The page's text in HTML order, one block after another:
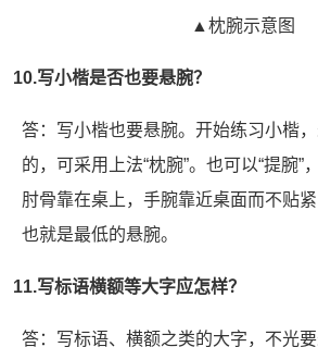
▲枕腕示意图
10.写小楷是否也要悬腕？
答：写小楷也要悬腕。开始练习小楷
的，可采用上法“枕腕”。也可以“提腕”
肘骨靠在桌上，手腕靠近桌面而不贴紧
也就是最低的悬腕。
11.写标语横额等大字应怎样？
答：写标语、横额之类的大字，不光